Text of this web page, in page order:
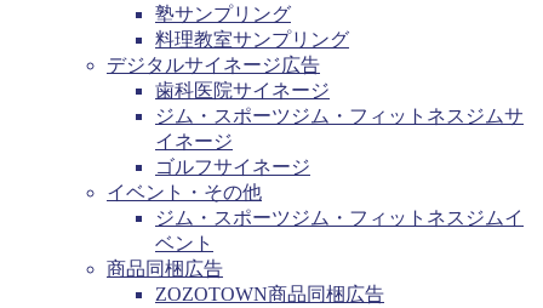
塾サンプリング
料理教室サンプリング
デジタルサイネージ広告
歯科医院サイネージ
ジム・スポーツジム・フィットネスジムサ
イネージ
ゴルフサイネージ
イベント・その他
ジム・スポーツジム・フィットネスジムイ
ベント
商品同梱広告
ZOZOTOWN商品同梱広告